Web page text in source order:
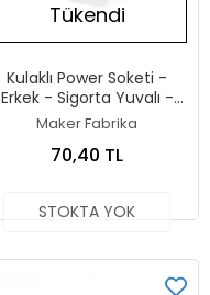
Tükendi
Kulaklı Power Soketi -
Erkek - Sigorta Yuvalı -
Anahtarlı
Maker Fabrika
70,40 TL
STOKTA YOK